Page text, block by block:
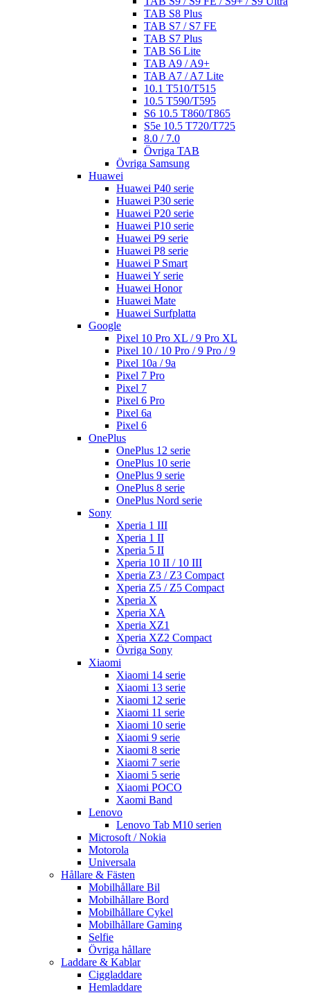
TAB S8 Plus
TAB S7 / S7 FE
TAB S7 Plus
TAB S6 Lite
TAB A9 / A9+
TAB A7 / A7 Lite
10.1 T510/T515
10.5 T590/T595
S6 10.5 T860/T865
S5e 10.5 T720/T725
8.0 / 7.0
Övriga TAB
Övriga Samsung
Huawei
Huawei P40 serie
Huawei P30 serie
Huawei P20 serie
Huawei P10 serie
Huawei P9 serie
Huawei P8 serie
Huawei P Smart
Huawei Y serie
Huawei Honor
Huawei Mate
Huawei Surfplatta
Google
Pixel 10 Pro XL / 9 Pro XL
Pixel 10 / 10 Pro / 9 Pro / 9
Pixel 10a / 9a
Pixel 7 Pro
Pixel 7
Pixel 6 Pro
Pixel 6a
Pixel 6
OnePlus
OnePlus 12 serie
OnePlus 10 serie
OnePlus 9 serie
OnePlus 8 serie
OnePlus Nord serie
Sony
Xperia 1 III
Xperia 1 II
Xperia 5 II
Xperia 10 II / 10 III
Xperia Z3 / Z3 Compact
Xperia Z5 / Z5 Compact
Xperia X
Xperia XA
Xperia XZ1
Xperia XZ2 Compact
Övriga Sony
Xiaomi
Xiaomi 14 serie
Xiaomi 13 serie
Xiaomi 12 serie
Xiaomi 11 serie
Xiaomi 10 serie
Xiaomi 9 serie
Xiaomi 8 serie
Xiaomi 7 serie
Xiaomi 5 serie
Xiaomi POCO
Xaomi Band
Lenovo
Lenovo Tab M10 serien
Microsoft / Nokia
Motorola
Universala
Hållare & Fästen
Mobilhållare Bil
Mobilhållare Bord
Mobilhållare Cykel
Mobilhållare Gaming
Selfie
Övriga hållare
Laddare & Kablar
Ciggladdare
Hemladdare